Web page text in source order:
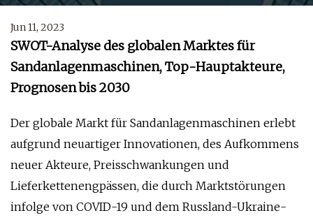
Jun 11, 2023
SWOT-Analyse des globalen Marktes für
Sandanlagenmaschinen, Top-Hauptakteure,
Prognosen bis 2030
Der globale Markt für Sandanlagenmaschinen erlebt
aufgrund neuartiger Innovationen, des Aufkommens
neuer Akteure, Preisschwankungen und
Lieferkettenengpässen, die durch Marktstörungen
infolge von COVID-19 und dem Russland-Ukraine-